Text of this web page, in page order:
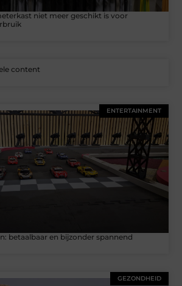
niet meer geschikt is voor
content
ENTERTAINMENT
betaalbaar en bijzonder spannend
GEZONDHEID